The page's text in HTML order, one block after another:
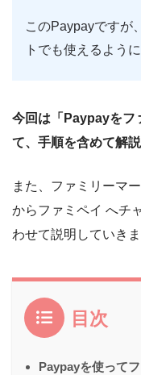
このPaypayですが
トでも使えるよう
今回は「Paypayをフ
て、手順を含めて解
また、ファミリーマ
からファミペイ へチ
わせて説明していきま
目次
Paypayを使って